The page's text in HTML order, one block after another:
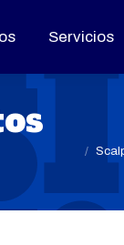
Servicios
Servicios